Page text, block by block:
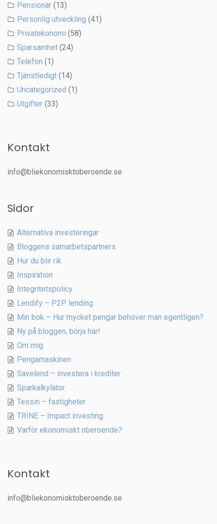
Pensionär (13)
Personlig utveckling (41)
Privatekonomi (58)
Sparsamhet (24)
Telefon (1)
Tjänstledigt (14)
Uncategorized (1)
Utgifter (33)
Kontakt
info@bliekonomisktoberoende.se
Sidor
Alternativa investeringar
Bloggens samarbetspartners
Hur du blir rik
Inspiration
Integritetspolicy
Lendify – P2P lending
Min bok – Hur mycket pengar behöver man egentligen?
Ny på bloggen, börja här!
Om mig
Pengamaskinen
Savelend – investera i krediter
Sparkalkylator
Tessin – fastigheter
TRINE – Impact investing
Varför ekonomiskt oberoende?
Kontakt
info@bliekonomisktoberoende.se